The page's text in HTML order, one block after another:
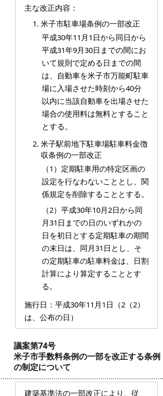
主な改正内容：
米子市駐車場条例の一部改正
平成30年11月1日から同日から
平成31年9月30日までの間にお
いて規則で定める日までの間
は、自動車を米子市万能町駐車
場に入場させた時刻から40分
以内に当該自動車を出場させた
場合の使用料は無料とすること
とする。
米子駅前地下駐車場駐車料金徴
収条例の一部改正
（1）定期駐車用の特定区画の
設定を行なわないこととし、関
係規定を削除することとする。
（2）平成30年10月2日から同
月31日までの日のいずれかの
日を初日とする定期駐車の期間
の末日は、同月31日とし、そ
の定期駐車の駐車料金は、日割
計算により算定することとす
る。
施行日：平成30年11月1日（2（2）
は、公布の日）
議案第74号
米子市手数料条例の一部を改正する条例
の制定について
建築基準法の一部改正により、従